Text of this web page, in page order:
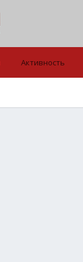
Активность